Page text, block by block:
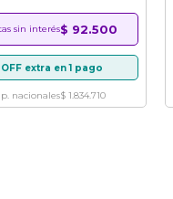
sin interés$ 92.500
extra en 1 pago
nacionales$ 1.834.710